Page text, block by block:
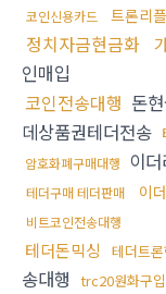
코인신용카드 트론리
정치자금현금화
인매입
코인전송대행 돈
데상품권테더전송
암호화폐구매대행 이
테더구매 테더판매
이
비트코인전송대행
테더돈믹싱 테더트
송대행 trc20원화구입